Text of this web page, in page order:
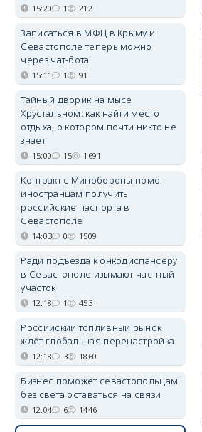
15:20 1 212
Записаться в МФЦ в Крыму и
Севастополе теперь можно
через чат-бота
15:11 1 91
Тайный дворик на мысе
Хрустальном: как найти место
отдыха, о котором почти никто не
знает
15:00 15 1691
Контракт с Минобороны помог
иностранцам получить
российские паспорта в
Севастополе
14:03 0 1509
Ради подъезда к онкодиспансеру
в Севастополе изымают частный
участок
12:18 1 453
Российский топливный рынок
ждёт глобальная перенастройка
12:18 3 1860
Бизнес поможет севастопольцам
без света оставаться на связи
12:04 6 1446